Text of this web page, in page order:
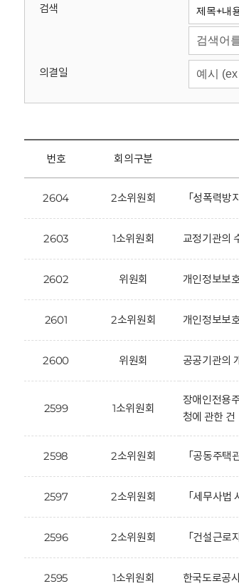
검색
의결일
번호 회의구분
2604 2소위원회 「성폭력
2603 1소위원회 교정기관의
2602 위원회 개인정보보
2601 2소위원회 개인정보보
2600 위원회 공공기관의
2599 1소위원회
장애인전용
청에 관한 건
2598 2소위원회 「공동주
2597 2소위원회 「세무사
2596 2소위원회 「건설근
2595 1소위원회 한국도로공